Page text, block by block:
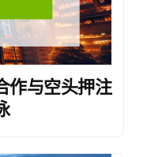
作与空头押注